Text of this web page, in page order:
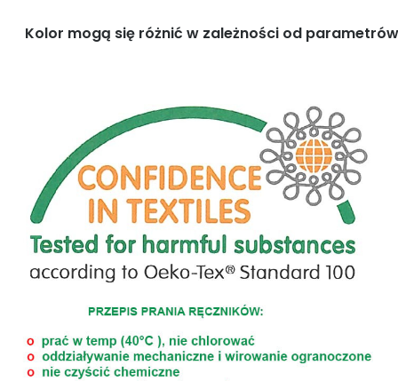
Kolor mogą się różnić w zależności od